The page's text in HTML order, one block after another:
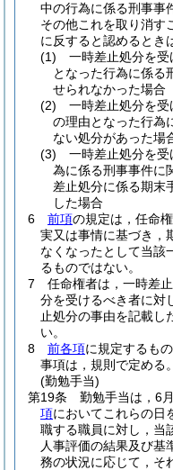
中の行為に係る刑事事
その他これを取り消す
に反すると認めるとき
(1)
一時差止処分を
となった行為に係る
せられなかった場合
(2)
一時差止処分を
の理由となった行為
ない処分があった場
(3)
一時差止処分を
為に係る刑事事件に
差止処分に係る期末
した場合
6
前項の規定は，任命
実又は事情に基づき，
なくなったとして当該
るものではない。
7
任命権者は，一時差
分を受けるべき者に対
止処分の事由を記載し
い。
8
前各項に規定するも
事項は，規則で定める。
(勤勉手当)
第19条
勤勉手当は，6
項においてこれらの日
職する職員に対し，当
人事評価の結果及び基
務の状況に応じて，そ